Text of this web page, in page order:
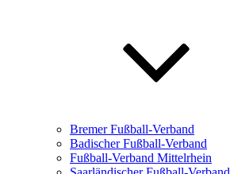
Bremer Fußball-Verband
Badischer Fußball-Verband
Fußball-Verband Mittelrhein